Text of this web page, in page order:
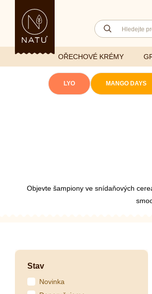
OŘECHOVÉ KRÉMY
Kombuchy
Kokosové nápoje
LYO MANGO DAYS
Objevte šampiony ve snídaňových
Stav
Novinka